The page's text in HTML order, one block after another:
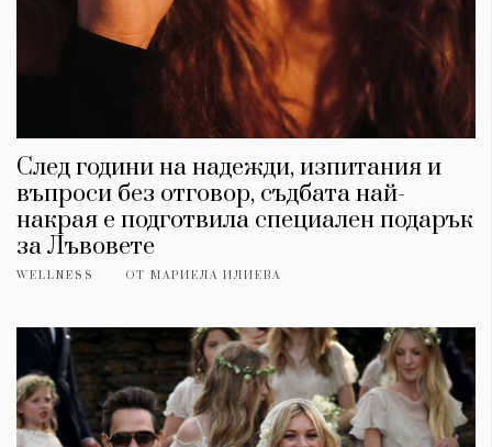
След години на надежди, изпитания и
въпроси без отговор, съдбата най-
накрая е подготвила специален подарък
за Лъвовете
WELLNESS ОТ МАРИЕЛА ИЛИЕВА